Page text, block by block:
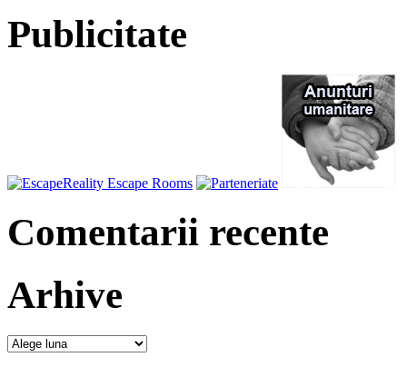
Publicitate
Comentarii recente
Arhive